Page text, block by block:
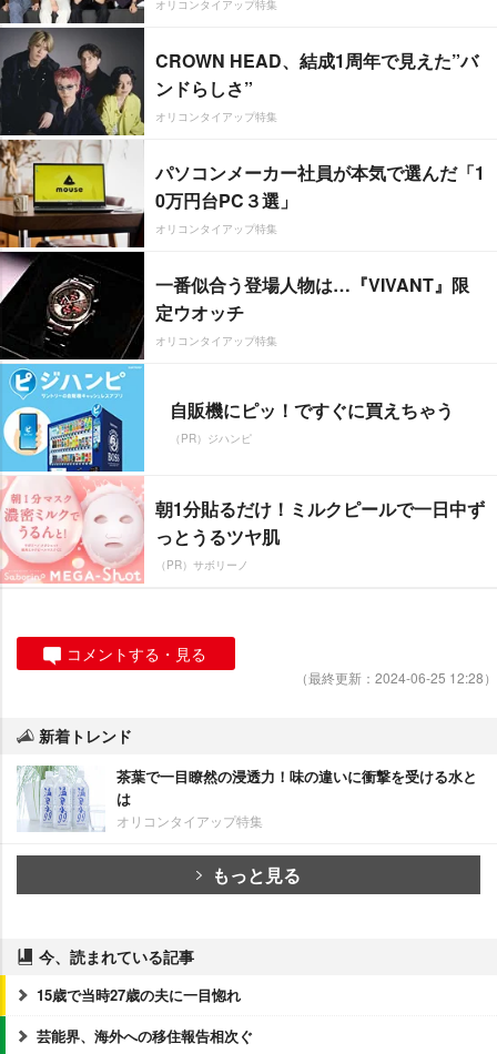
オリコンタイアップ特集
CROWN HEAD、結成1周年で見えた”バ
ンドらしさ”
オリコンタイアップ特集
パソコンメーカー社員が本気で選んだ「1
0万円台PC３選」
オリコンタイアップ特集
一番似合う登場人物は…『VIVANT』限
定ウオッチ
オリコンタイアップ特集
自販機にピッ！ですぐに買えちゃう
（PR）ジハンピ
朝1分貼るだけ！ミルクピールで一日中ず
っとうるツヤ肌
（PR）サボリーノ
コメントする・見る
（最終更新：2024-06-25 12:28）
新着トレンド
茶葉で一目瞭然の浸透力！味の違いに衝撃を受ける水と
は
オリコンタイアップ特集
もっと見る
今、読まれている記事
15歳で当時27歳の夫に一目惚れ
芸能界、海外への移住報告相次ぐ